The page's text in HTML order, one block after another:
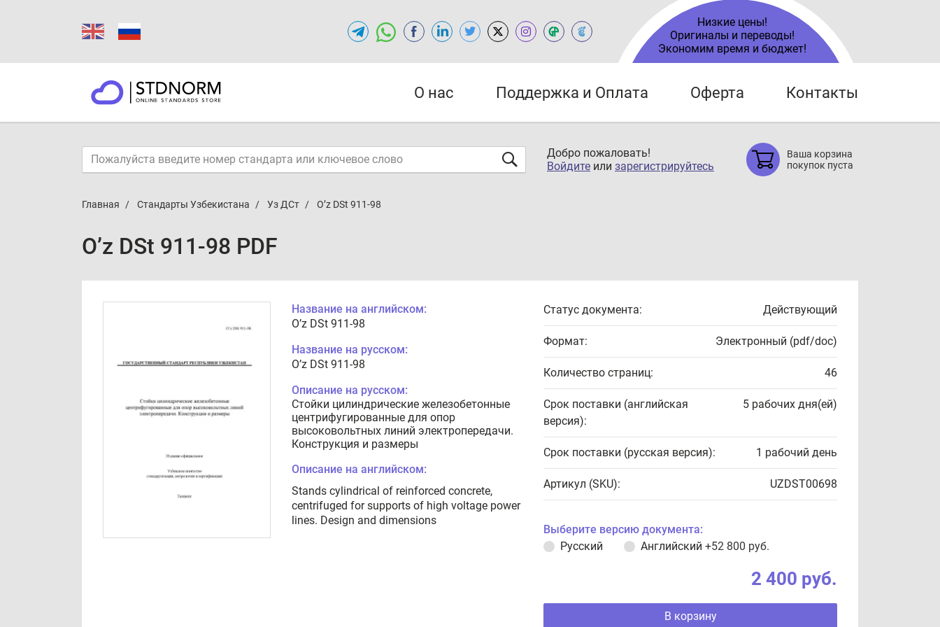
Низкие цены!
Оригиналы и переводы!
Экономим время и бюджет!
О нас Поддержка и Оплата Оферта Контакты
Добро пожаловать!
Войдите или зарегистрируйтесь
Ваша корзина
покупок пуста
Главная Стандарты Узбекистана Уз ДСт O’z DSt 911-98
O’z DSt 911-98 PDF
Название на английском:
O’z DSt 911-98
Название на русском:
O’z DSt 911-98
Описание на русском:
Стойки цилиндрические железобетонные
центрифугированные для опор
высоковольтных линий электропередачи.
Конструкция и размеры
Описание на английском:
Stands cylindrical of reinforced concrete,
centrifuged for supports of high voltage power
lines. Design and dimensions
Статус документа: Действующий
Формат: Электронный (pdf/doc)
Количество страниц: 46
Срок поставки (английская
версия):
5 рабочих дня(ей)
Срок поставки (русская версия): 1 рабочий день
Артикул (SKU): UZDST00698
Выберите версию документа:
Русский
Английский +52 800 руб.
2 400 руб.
В корзину